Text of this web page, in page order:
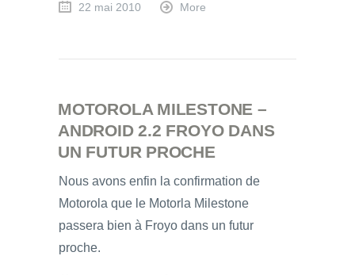
22 mai 2010 More
MOTOROLA MILESTONE –
ANDROID 2.2 FROYO DANS
UN FUTUR PROCHE
Nous avons enfin la confirmation de
Motorola que le Motorla Milestone
passera bien à Froyo dans un futur
proche.